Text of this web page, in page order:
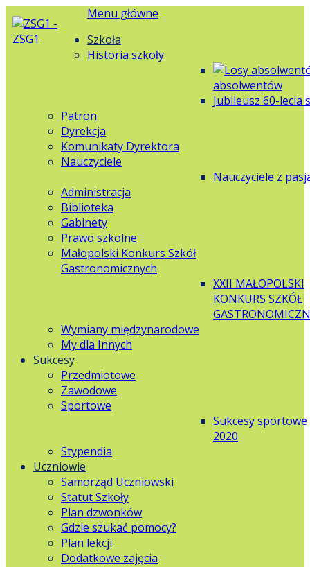
Menu główne
Szkoła
Historia szkoły
absolwentów
Jubileusz 60-lecia
Patron
Dyrekcja
Komunikaty Dyrektora
Nauczyciele
Nauczyciele z
Administracja
Biblioteka
Gabinety
Prawo szkolne
Małopolski Konkurs Szkół
Gastronomicznych
XXII MAŁOPOLSKI
KONKURS SZKÓŁ
Wymiany międzynarodowe
My dla Innych
Sukcesy
Przedmiotowe
Zawodowe
Sportowe
Sukcesy sportowe
2020
Stypendia
Uczniowie
Samorząd Uczniowski
Statut Szkoły
Plan dzwonków
Gdzie szukać pomocy?
Plan lekcji
Dodatkowe zajęcia